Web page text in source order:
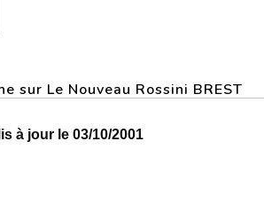
sur Le Nouveau Rossini BREST
à jour le 03/10/2001